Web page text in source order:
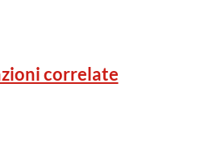
correlate